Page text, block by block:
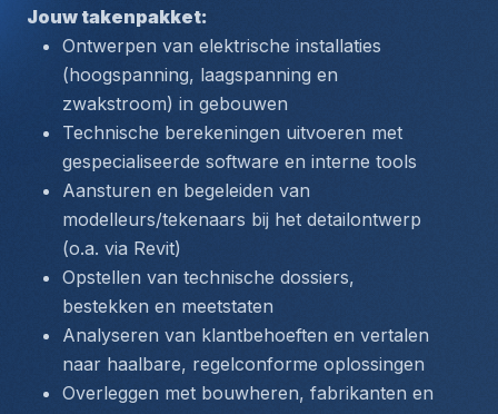
Jouw takenpakket:
Ontwerpen van elektrische installaties
(hoogspanning, laagspanning en
zwakstroom) in gebouwen
Technische berekeningen uitvoeren met
gespecialiseerde software en interne tools
Aansturen en begeleiden van
modelleurs/tekenaars bij het detailontwerp
(o.a. via Revit)
Opstellen van technische dossiers,
bestekken en meetstaten
Analyseren van klantbehoeften en vertalen
naar haalbare, regelconforme oplossingen
Overleggen met bouwheren, fabrikanten en